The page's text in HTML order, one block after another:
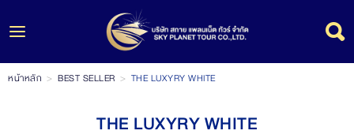
Register
หน้าหลัก > BEST SELLER > THE LUXYRY WHITE
THE LUXYRY WHITE